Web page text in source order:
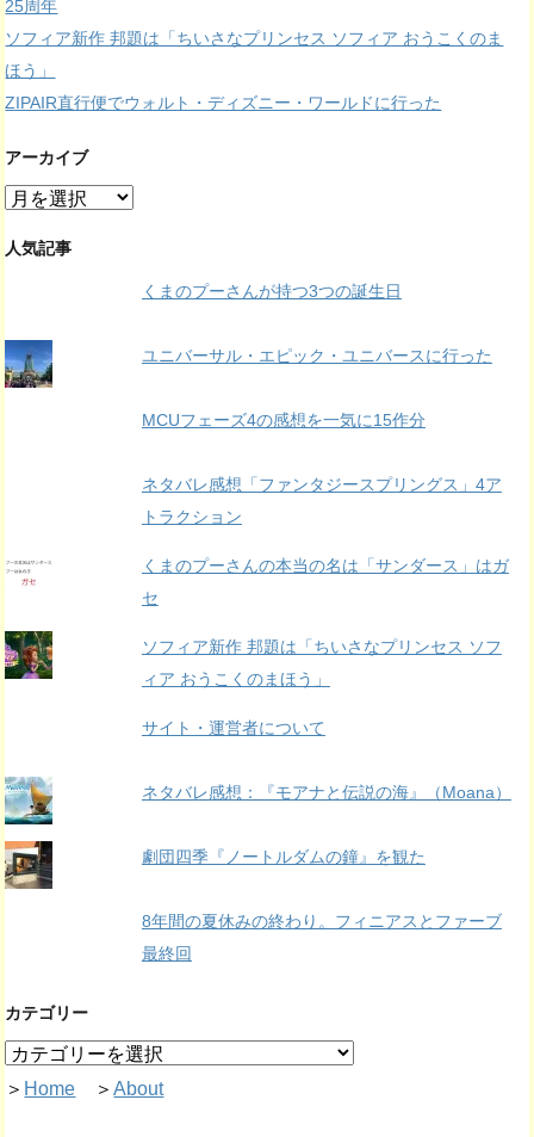
25周年
ソフィア新作 邦題は「ちいさなプリンセス ソフィア おうこくのま
ほう」
ZIPAIR直行便でウォルト・ディズニー・ワールドに行った
アーカイブ
ア
カ
人気記事
くまのプーさんが持つ3つの誕生日
ユニバーサル・エピック・ユニバースに行った
MCUフェーズ4の感想を一気に15作分
ネタバレ感想「ファンタジースプリングス」4ア
トラクション
くまのプーさんの本当の名は「サンダース」はガ
セ
ソフィア新作 邦題は「ちいさなプリンセス ソフ
ィア おうこくのまほう」
サイト・運営者について
ネタバレ感想：『モアナと伝説の海』（Moana）
劇団四季『ノートルダムの鐘』を観た
8年間の夏休みの終わり。フィニアスとファーブ
最終回
カテゴリー
＞ Home ＞About